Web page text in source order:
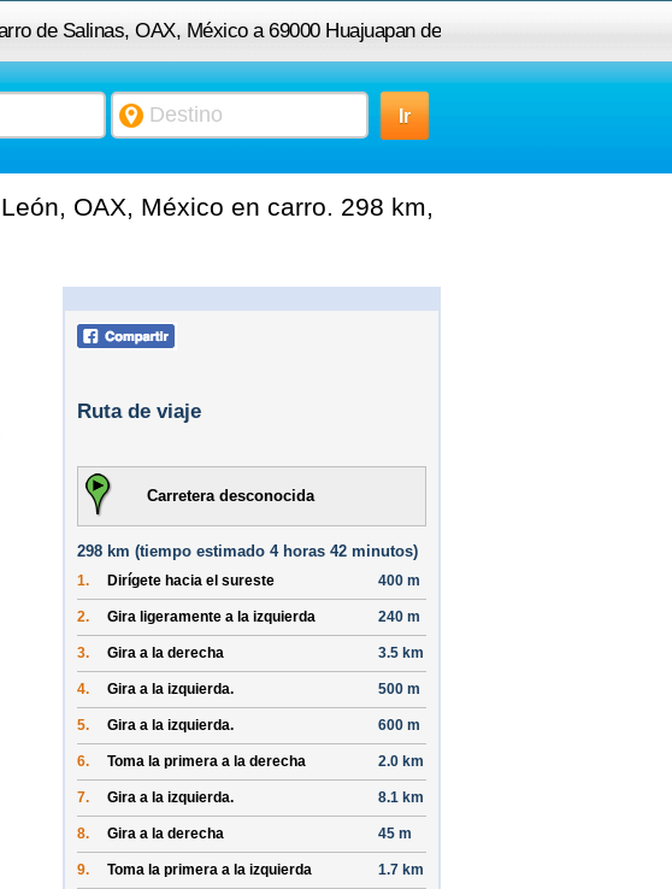
de Salinas, OAX, México a 69000 Huajuapan de
León, OAX, México
OAX, México en carro. 298 km,
Ruta de viaje
Carretera desconocida
298 km (tiempo estimado 4 horas 42 minutos)
1. Dirígete hacia el sureste 400 m
2. Gira ligeramente a la izquierda 240 m
3. Gira a la derecha 3.5 km
4. Gira a la izquierda. 500 m
5. Gira a la izquierda. 600 m
6. Toma la primera a la derecha 2.0 km
7. Gira a la izquierda. 8.1 km
8. Gira a la derecha 45 m
9. Toma la primera a la izquierda 1.7 km